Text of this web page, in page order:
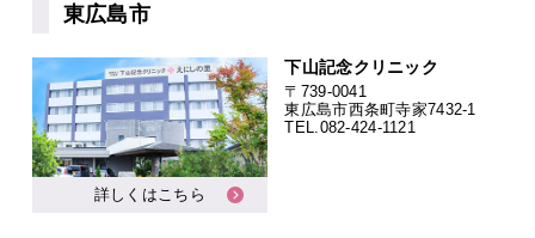
東広島市
詳しくはこちら
下山記念クリニック
〒739-0041
東広島市西条町寺家7432-1
TEL.082-424-1121